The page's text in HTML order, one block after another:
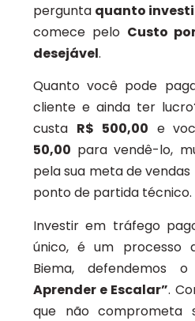
pergunta quanto
comece pelo Custo
desejável.
Quanto você pode
cliente e ainda ter
custa R$ 500,00 e
50,00 para vendê-lo,
pela sua meta de vendas
ponto de partida técnico.
Investir em tráfego
único, é um processo
Biema, defendemos
Aprender e Escalar”.
que não comprometa